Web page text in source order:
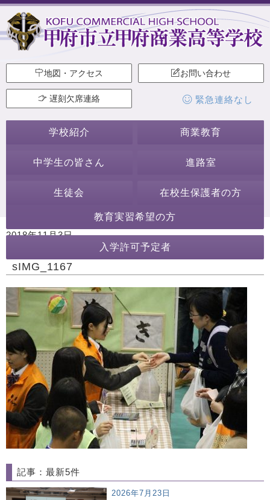
地図・アクセス お問い合わせ
遅刻欠席連絡 緊急連絡なし
学校紹介 商業教育
中学生の皆さん 進路室
生徒会 在校生保護者の方
教育実習希望の方
入学許可予定者
2018年11月3日
sIMG_1167
記事：最新5件
2026年7月23日